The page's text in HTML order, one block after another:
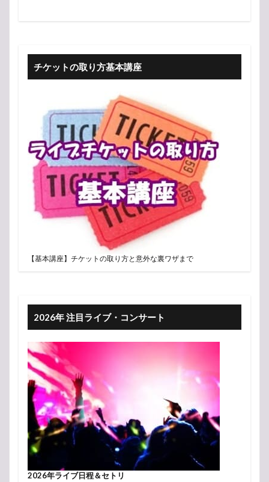
チケットの取り方基本講座
【基本講座】チケットの取り方と意外な裏ワザまで
2026年 注目ライブ・コンサート
2026年ライブ日程＆セトリ